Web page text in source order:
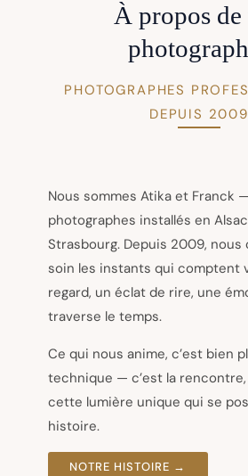
À propos de
PHOTOGRAPHES
DEPUIS 2009
Nous sommes Atika et Franck
photographes installés en
Strasbourg. Depuis 2009,
soin les instants qui comptent
regard, un éclat de rire, une
traverse le temps.
Ce qui nous anime, c’est bien
technique — c’est la
cette lumière unique qui se
histoire.
NOTRE HISTOIRE →